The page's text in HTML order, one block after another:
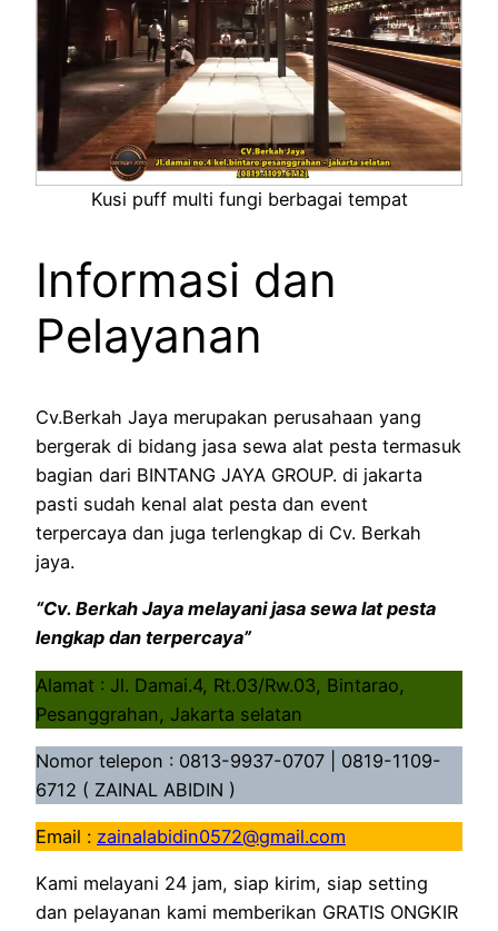
Kusi puff multi fungi berbagai tempat
Informasi dan
Pelayanan
Cv.Berkah Jaya merupakan perusahaan yang
bergerak di bidang jasa sewa alat pesta termasuk
bagian dari BINTANG JAYA GROUP. di jakarta
pasti sudah kenal alat pesta dan event
terpercaya dan juga terlengkap di Cv. Berkah
jaya.
“Cv. Berkah Jaya melayani jasa sewa lat pesta
lengkap dan terpercaya”
Alamat : Jl. Damai.4, Rt.03/Rw.03, Bintarao,
Pesanggrahan, Jakarta selatan
Nomor telepon : 0813-9937-0707 | 0819-1109-
6712 ( ZAINAL ABIDIN )
Email : zainalabidin0572@gmail.com
Kami melayani 24 jam, siap kirim, siap setting
dan pelayanan kami memberikan GRATIS ONGKIR